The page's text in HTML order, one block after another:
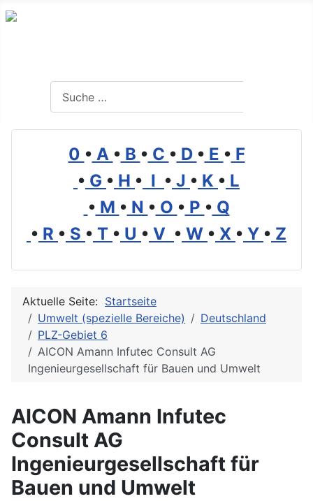
0 • A • B • C • D • E • F
• G • H • I • J • K • L
• M • N • O • P • Q
• R • S • T • U • V • W • X • Y • Z
Aktuelle Seite: Startseite
Umwelt (spezielle Bereiche)
Deutschland
PLZ-Gebiet 6
AICON Amann Infutec Consult AG
Ingenieurgesellschaft für Bauen und Umwelt
AICON Amann Infutec
Consult AG
Ingenieurgesellschaft für
Bauen und Umwelt